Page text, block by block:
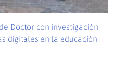
Doctor con investigación
digitales en la educación